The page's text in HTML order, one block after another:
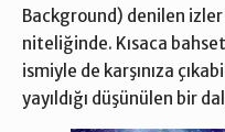
Background) denilen
niteliğinde. Kısaca
ismiyle de karşınıza
yayıldığı düşünülen bir